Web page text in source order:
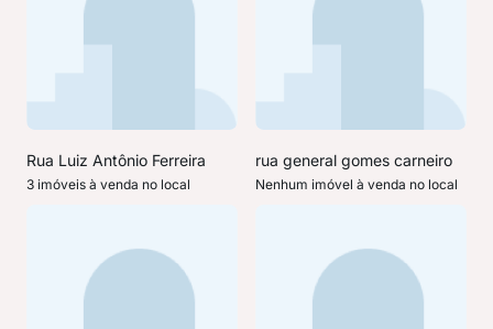
Rua Luiz Antônio Ferreira
3 imóveis à venda no local
rua general gomes carneiro
Nenhum imóvel à venda no local